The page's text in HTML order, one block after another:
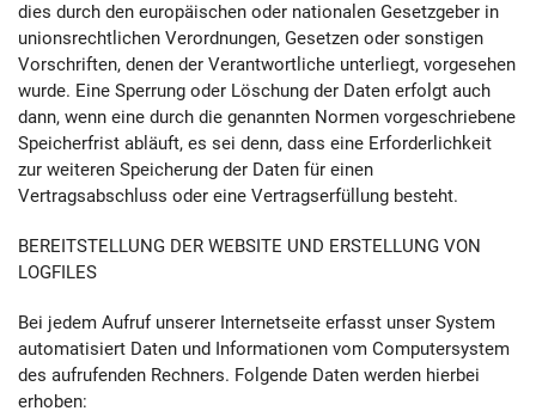
dies durch den europäischen oder nationalen Gesetzgeber in
unionsrechtlichen Verordnungen, Gesetzen oder sonstigen
Vorschriften, denen der Verantwortliche unterliegt, vorgesehen
wurde. Eine Sperrung oder Löschung der Daten erfolgt auch
dann, wenn eine durch die genannten Normen vorgeschriebene
Speicherfrist abläuft, es sei denn, dass eine Erforderlichkeit
zur weiteren Speicherung der Daten für einen
Vertragsabschluss oder eine Vertragserfüllung besteht.
BEREITSTELLUNG DER WEBSITE UND ERSTELLUNG VON
LOGFILES
Bei jedem Aufruf unserer Internetseite erfasst unser System
automatisiert Daten und Informationen vom Computersystem
des aufrufenden Rechners. Folgende Daten werden hierbei
erhoben: